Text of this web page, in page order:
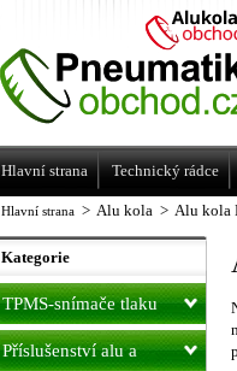
Hlavní strana > Alu kola > Alu kola
Kategorie
TPMS-snímače tlaku
Příslušenství alu a
Levné pneumatiky letní,
a litá kola Racing Line
Hlavní strana Technický rádce